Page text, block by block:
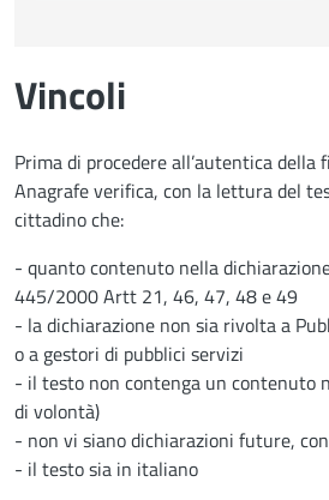
Vincoli
Prima di procedere all’autentica della
Anagrafe verifica, con la lettura del
cittadino che:
- quanto contenuto nella
445/2000 Artt 21, 46, 47, 48 e 49
- la dichiarazione non sia rivolta a
o a gestori di pubblici servizi
- il testo non contenga un contenuto
di volontà)
- non vi siano dichiarazioni future,
- il testo sia in italiano